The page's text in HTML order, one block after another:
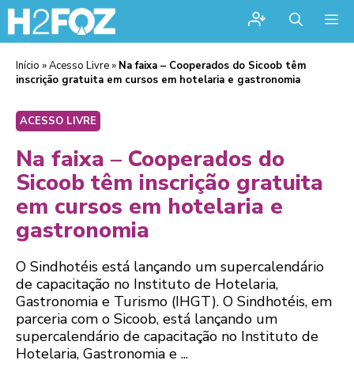
Início »Acesso Livre » Na faixa – Cooperados do Sicoob têm
inscrição gratuita em cursos em hotelaria e gastronomia
ACESSO LIVRE
Na faixa – Cooperados do
Sicoob têm inscrição gratuita
em cursos em hotelaria e
gastronomia
O Sindhotéis está lançando um supercalendário
de capacitação no Instituto de Hotelaria,
Gastronomia e Turismo (IHGT). O Sindhotéis, em
parceria com o Sicoob, está lançando um
supercalendário de capacitação no Instituto de
Hotelaria, Gastronomia e ...